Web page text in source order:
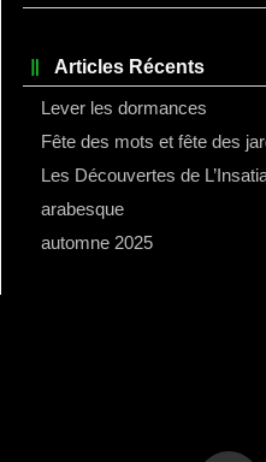
Articles Récents
Lever les dormances
Fête des mots et fête des
Les Découvertes de
arabesque
automne 2025